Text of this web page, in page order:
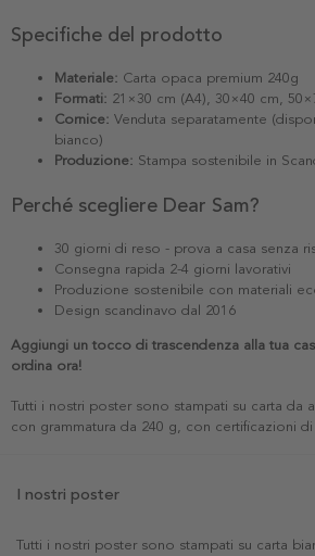
Specifiche del prodotto
Materiale: Carta opaca premium 240g
Formati: 21×30 cm (A4), 30×40 cm,
Cornice: Venduta separatamente
bianco)
Produzione: Stampa sostenibile in
Perché scegliere Dear Sam?
30 giorni di reso - prova a casa senza
Consegna rapida 2-4 giorni lavorativi
Produzione sostenibile con materiali
Design scandinavo dal 2016
Aggiungi un tocco di trascendenza alla tua
ordina ora!
Tutti i nostri poster sono stampati su carta da
con grammatura da 240 g, con certificazioni
I nostri poster
Tutti i nostri poster sono stampati su carta